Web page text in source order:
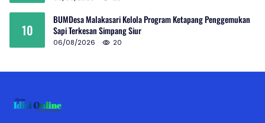
10
BUMDesa Malakasari Kelola Program Ketapang Penggemukan
Sapi Terkesan Simpang Siur
06/08/2026 20